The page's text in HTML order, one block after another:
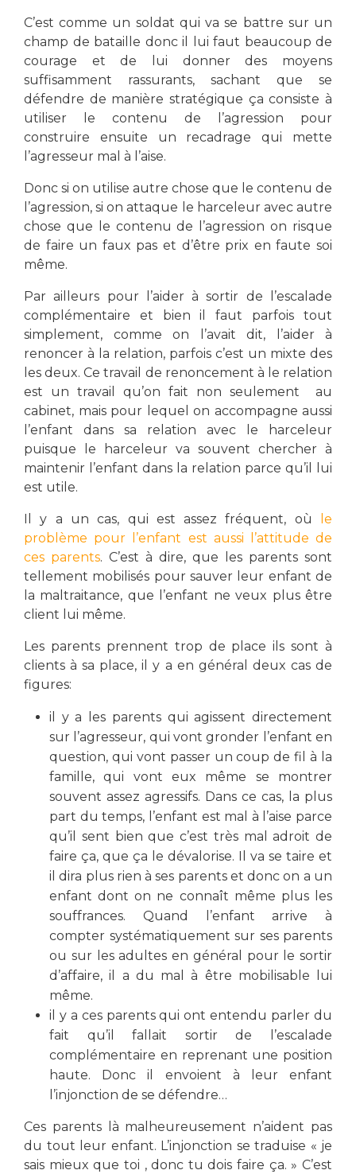
C’est comme un soldat qui va se battre sur un
champ de bataille donc il lui faut beaucoup de
courage et de lui donner des moyens
suffisamment rassurants, sachant que se
défendre de manière stratégique ça consiste à
utiliser le contenu de l’agression pour
construire ensuite un recadrage qui mette
l’agresseur mal à l’aise.
Donc si on utilise autre chose que le contenu de
l’agression, si on attaque le harceleur avec autre
chose que le contenu de l’agression on risque
de faire un faux pas et d’être prix en faute soi
même.
Par ailleurs pour l’aider à sortir de l’escalade
complémentaire et bien il faut parfois tout
simplement, comme on l’avait dit, l’aider à
renoncer à la relation, parfois c’est un mixte des
les deux. Ce travail de renoncement à le relation
est un travail qu’on fait non seulement au
cabinet, mais pour lequel on accompagne aussi
l’enfant dans sa relation avec le harceleur
puisque le harceleur va souvent chercher à
maintenir l’enfant dans la relation parce qu’il lui
est utile.
Il y a un cas, qui est assez fréquent, où
le
problème pour l’enfant est aussi l’attitude de
ces parents. C’est à dire, que les parents sont
tellement mobilisés pour sauver leur enfant de
la maltraitance, que l’enfant ne veux plus être
client lui même.
Les parents prennent trop de place ils sont à
clients à sa place, il y a en général deux cas de
figures:
il y a les parents qui agissent directement
sur l’agresseur, qui vont gronder l’enfant en
question, qui vont passer un coup de fil à la
famille, qui vont eux même se montrer
souvent assez agressifs. Dans ce cas, la plus
part du temps, l’enfant est mal à l’aise parce
qu’il sent bien que c’est très mal adroit de
faire ça, que ça le dévalorise. Il va se taire et
il dira plus rien à ses parents et donc on a un
enfant dont on ne connaît même plus les
souffrances. Quand l’enfant arrive à
compter systématiquement sur ses parents
ou sur les adultes en général pour le sortir
d’affaire, il a du mal à être mobilisable lui
même.
il y a ces parents qui ont entendu parler du
fait qu’il fallait sortir de l’escalade
complémentaire en reprenant une position
haute. Donc il envoient à leur enfant
l’injonction de se défendre…
Ces parents là malheureusement n’aident pas
du tout leur enfant. L’injonction se traduise « je
sais mieux que toi , donc tu dois faire ça. » C’est